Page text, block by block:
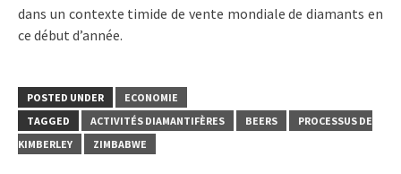
dans un contexte timide de vente mondiale de diamants en
ce début d’année.
POSTED UNDER
ECONOMIE
TAGGED
ACTIVITÉS DIAMANTIFÈRES BEERS
PROCESSUS DE
KIMBERLEY
ZIMBABWE